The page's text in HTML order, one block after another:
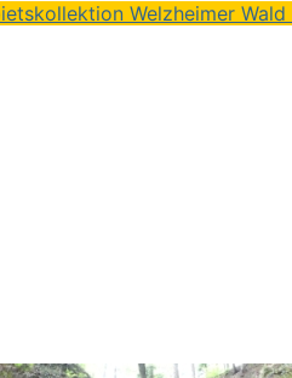
Welzheimer Wald